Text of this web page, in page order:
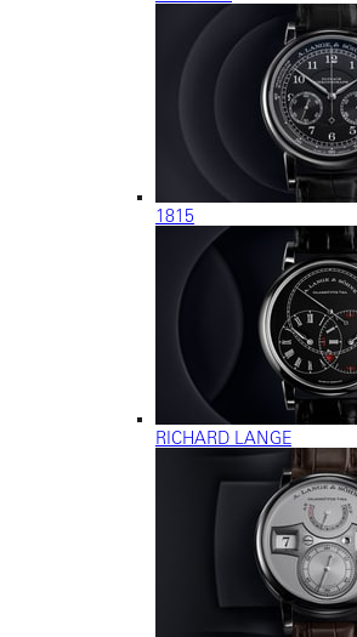
1815
RICHARD LANGE